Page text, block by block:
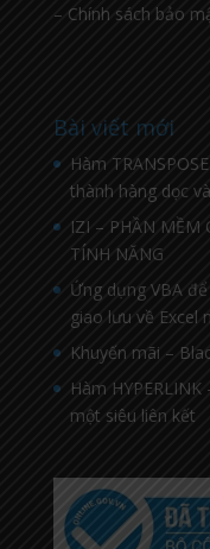
– Chính sách bảo
Bài viết mới
Hàm
thành hàng dọc
IZI – PHẦN MỀM
TÍNH NĂNG
Ứng dụng VBA
giao lưu về Excel
Khuyến mãi –
Hàm
một siêu liên kết